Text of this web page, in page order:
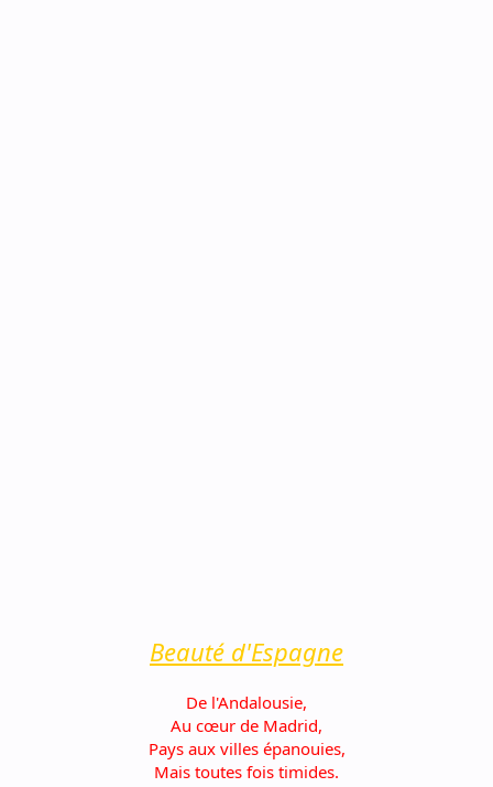
Beauté d'Espagne
De l'Andalousie,
Au cœur de Madrid,
Pays aux villes épanouies,
Mais toutes fois timides.